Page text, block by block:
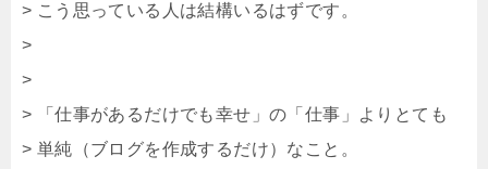
> こう思っている人は結構いるはずです。
>
>
> 「仕事があるだけでも幸せ」の「仕事」よりとても
> 単純（ブログを作成するだけ）なこと。